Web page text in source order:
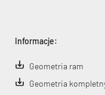
Informacje:
Geometria ram
Geometria